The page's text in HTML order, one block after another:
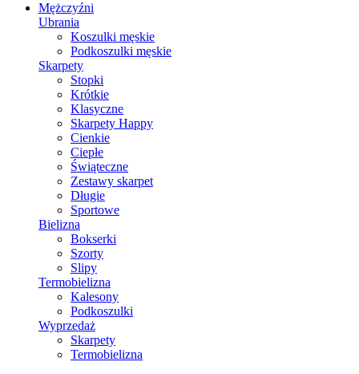
Mężczyźni
Ubrania
Koszulki męskie
Podkoszulki męskie
Skarpety
Stopki
Krótkie
Klasyczne
Skarpety Happy
Cienkie
Ciepłe
Świąteczne
Zestawy skarpet
Długie
Sportowe
Bielizna
Bokserki
Szorty
Slipy
Termobielizna
Kalesony
Podkoszulki
Wyprzedaż
Skarpety
Termobielizna